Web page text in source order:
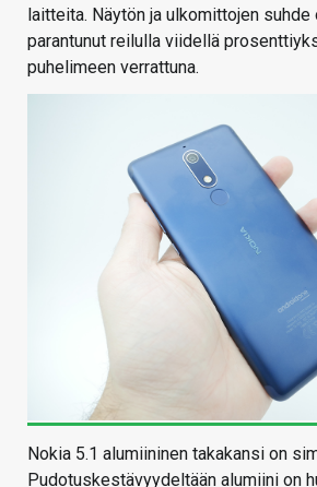
laitteita. Näytön ja ulkomittojen suhde
parantunut reilulla viidellä
puhelimeen verrattuna.
Nokia 5.1 alumiininen takakansi on
Pudotuskestävyydeltään alumiini on